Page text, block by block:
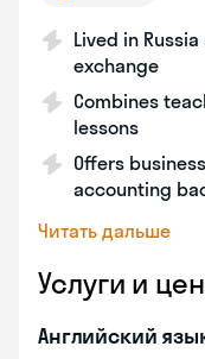
Lived in
exchange
Combines
lessons
Offers
accounting
Читать дальше
Услуги и
Английский